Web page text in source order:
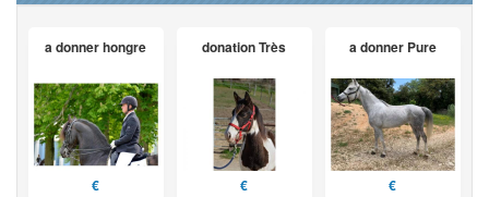
a donner hongre
€
donation Très
€
a donner Pure
€